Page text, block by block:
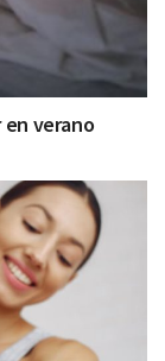
en verano